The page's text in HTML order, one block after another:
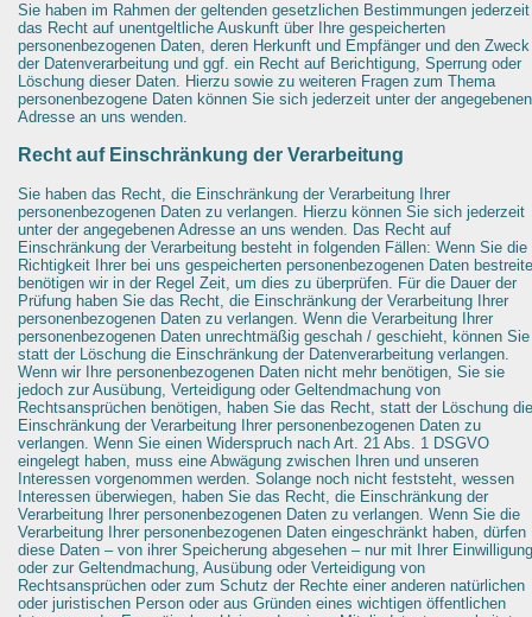
Sie haben im Rahmen der geltenden gesetzlichen Bestimmungen jederzeit
das Recht auf unentgeltliche Auskunft über Ihre gespeicherten
personenbezogenen Daten, deren Herkunft und Empfänger und den Zweck
der Datenverarbeitung und ggf. ein Recht auf Berichtigung, Sperrung oder
Löschung dieser Daten. Hierzu sowie zu weiteren Fragen zum Thema
personenbezogene Daten können Sie sich jederzeit unter der angegebenen
Adresse an uns wenden.
Recht auf Einschränkung der Verarbeitung
Sie haben das Recht, die Einschränkung der Verarbeitung Ihrer
personenbezogenen Daten zu verlangen. Hierzu können Sie sich jederzeit
unter der angegebenen Adresse an uns wenden. Das Recht auf
Einschränkung der Verarbeitung besteht in folgenden Fällen: Wenn Sie die
Richtigkeit Ihrer bei uns gespeicherten personenbezogenen Daten
benötigen wir in der Regel Zeit, um dies zu überprüfen. Für die Dauer der
Prüfung haben Sie das Recht, die Einschränkung der Verarbeitung Ihrer
personenbezogenen Daten zu verlangen. Wenn die Verarbeitung Ihrer
personenbezogenen Daten unrechtmäßig geschah / geschieht, können Sie
statt der Löschung die Einschränkung der Datenverarbeitung verlangen.
Wenn wir Ihre personenbezogenen Daten nicht mehr benötigen, Sie sie
jedoch zur Ausübung, Verteidigung oder Geltendmachung von
Rechtsansprüchen benötigen, haben Sie das Recht, statt der Löschung die
Einschränkung der Verarbeitung Ihrer personenbezogenen Daten zu
verlangen. Wenn Sie einen Widerspruch nach Art. 21 Abs. 1 DSGVO
eingelegt haben, muss eine Abwägung zwischen Ihren und unseren
Interessen vorgenommen werden. Solange noch nicht feststeht, wessen
Interessen überwiegen, haben Sie das Recht, die Einschränkung der
Verarbeitung Ihrer personenbezogenen Daten zu verlangen. Wenn Sie die
Verarbeitung Ihrer personenbezogenen Daten eingeschränkt haben, dürfen
diese Daten – von ihrer Speicherung abgesehen – nur mit Ihrer Einwilligung
oder zur Geltendmachung, Ausübung oder Verteidigung von
Rechtsansprüchen oder zum Schutz der Rechte einer anderen natürlichen
oder juristischen Person oder aus Gründen eines wichtigen öffentlichen